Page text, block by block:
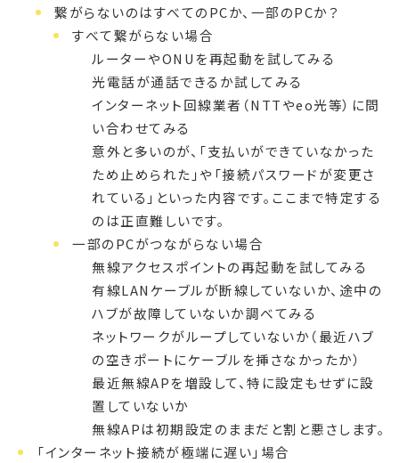
繋がらないのはすべてのPCか、一部のPCか？
すべて繋がらない場合
ルーターやONUを再起動を試してみる
光電話が通話できるか試してみる
インターネット回線業者（NTTやeo光等）に問
い合わせてみる
意外と多いのが、「支払いができていなかった
ため止められた」や「接続パスワードが変更さ
れている」といった内容です。ここまで特定する
のは正直難しいです。
一部のPCがつながらない場合
無線アクセスポイントの再起動を試してみる
有線LANケーブルが断線していないか、途中の
ハブが故障していないか調べてみる
ネットワークがループしていないか（最近ハブ
の空きポートにケーブルを挿さなかったか）
最近無線APを増設して、特に設定もせずに設
置していないか
無線APは初期設定のままだと割と悪さします。
「インターネット接続が極端に遅い」場合